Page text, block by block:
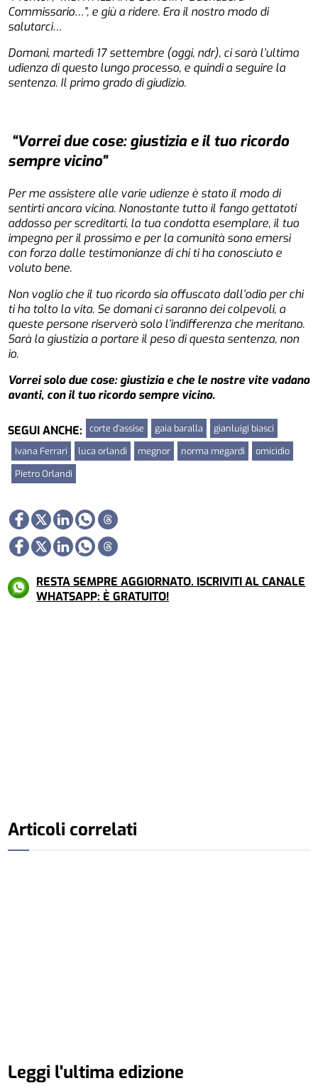
Commissario…”, e giù a ridere. Era il nostro modo di
salutarci…
Domani, martedì 17 settembre (oggi, ndr), ci sarà l’ultima
udienza di questo lungo processo, e quindi a seguire la
sentenza. Il primo grado di giudizio.
“Vorrei due cose: giustizia e il tuo ricordo
sempre vicino”
Per me assistere alle varie udienze è stato il modo di
sentirti ancora vicina. Nonostante tutto il fango gettatoti
addosso per screditarti, la tua condotta esemplare, il tuo
impegno per il prossimo e per la comunità sono emersi
con forza dalle testimonianze di chi ti ha conosciuto e
voluto bene.
Non voglio che il tuo ricordo sia offuscato dall’odio per chi
ti ha tolto la vita. Se domani ci saranno dei colpevoli, a
queste persone riserverò solo l’indifferenza che meritano.
Sarà la giustizia a portare il peso di questa sentenza, non
io.
Vorrei solo due cose: giustizia e che le nostre vite vadano
avanti, con il tuo ricordo sempre vicino.
SEGUI ANCHE: corte d’assise gaia baralla
gianluigi biasci
Ivana Ferrari
luca orlandi megnor norma megardi
omicidio
Pietro Orlandi
RESTA SEMPRE AGGIORNATO. ISCRIVITI AL CANALE
WHATSAPP: È GRATUITO!
Articoli correlati
Leggi l'ultima edizione